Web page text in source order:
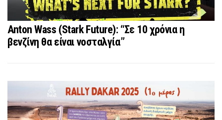
Anton Wass (Stark Future): “Σε 10 χρόνια η
βενζίνη θα είναι νοσταλγία”